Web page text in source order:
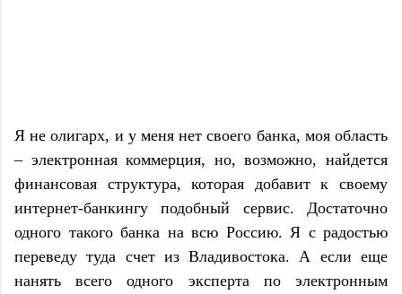
Я не олигарх, и у меня нет своего банка, моя область
– электронная коммерция, но, возможно, найдется
финансовая структура, которая добавит к своему
интернет-банкингу подобный сервис. Достаточно
одного такого банка на всю Россию. Я с радостью
переведу туда счет из Владивостока. А если еще
нанять всего одного эксперта по электронным